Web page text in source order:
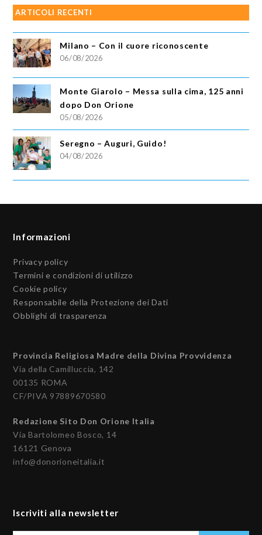
ARTICOLI RECENTI
Milano – Con il cuore riconoscente
06/08/2026
Monte Giarolo – Messa sulla cima, 125 anni
dopo Don Orione
05/08/2026
Seregno – Auguri, Guido!
04/08/2026
Informazioni
Privacy policy
Termini e condizioni di utilizzo
Cookie policy
Responsabile della Protezione dei Dati
Obblighi di trasparenza
Provincia Religiosa Madre della Divina Provvidenza
Via della Camilluccia, 142
00135 ROMA
CF/PIVA 97889670580
Redazione Sito Don Orione Italia
Via Bartolomeo Bosco, 14
16121 Genova
info@donorioneitalia.it
Iscriviti alla newsletter